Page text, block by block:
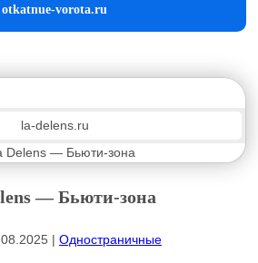
otkatnue-vorota.ru
la-delens.ru
— Бьюти-зона
| Одностраничные